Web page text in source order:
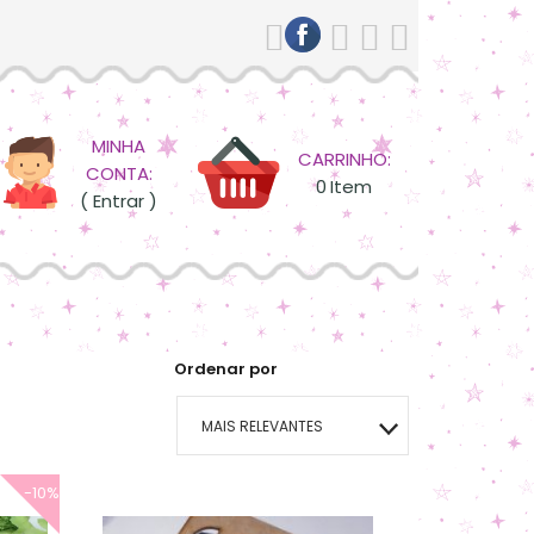
MINHA
CONTA:
( Entrar )
CARRINHO:
0Item
Ordenar por
MAIS RELEVANTES
-10%